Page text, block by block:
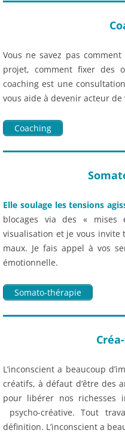
Vous ne savez pas
projet, comment fixer des
coaching est une
vous aide à devenir acteur de
Coaching
Elle soulage les tensions
blocages via des «
visualisation et je vous invite
maux. Je fais appel à vos
émotionnelle.
Somato-thérapie
L’inconscient a beaucoup
créatifs, à défaut d’être des
pour libérer nos richesses
psycho-créative. Tout
définition. L’inconscient a